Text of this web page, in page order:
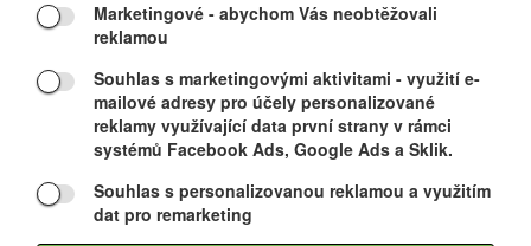
Marketingové - abychom Vás neobtěžovali
reklamou
Souhlas s marketingovými aktivitami - využití e-
mailové adresy pro účely personalizované
reklamy využívající data první strany v rámci
systémů Facebook Ads, Google Ads a Sklik.
Souhlas s personalizovanou reklamou a využitím
dat pro remarketing
Výprodej
Nová generace freestylové brusle TEMPISH RSC-X je
připravena i na ty nejnáročnější freestylové